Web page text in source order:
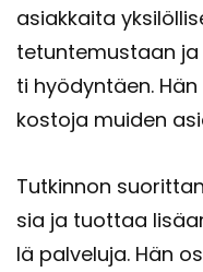
asiak­kai­ta
te­tun­te­mus­taan
ti hyö­dyn­täen.
kos­to­ja mui­den
Tut­kin­non
sia ja tuot­taa
lä pal­ve­lu­ja. Hän